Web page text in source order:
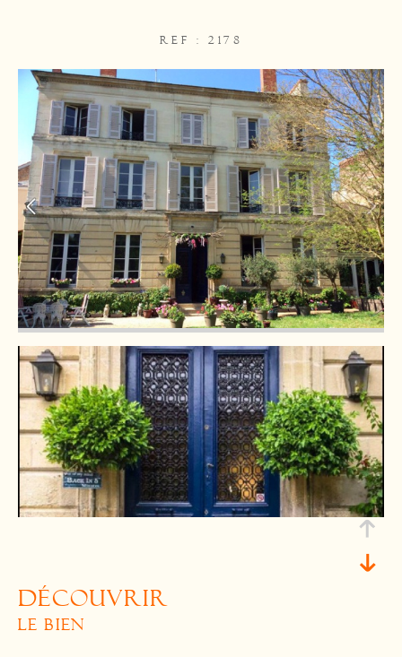
REF : 2178
découvrir
le bien